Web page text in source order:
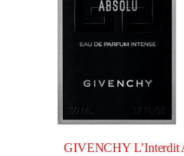
GIVENCHY L’Interdit